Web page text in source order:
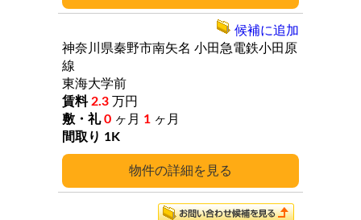
詳細
神奈川県秦野市南矢名 小田急電鉄小田原
線
東海大学前
2.3 万円
0 ヶ月 1 ヶ月
1K
候補に追加